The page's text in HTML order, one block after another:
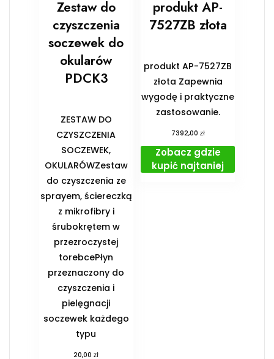
Zestaw do
czyszczenia
soczewek do
okularów
PDCK3
ZESTAW DO
CZYSZCZENIA
SOCZEWEK,
OKULARÓWZestaw
do czyszczenia ze
sprayem, ściereczką
z mikrofibry i
śrubokrętem w
przezroczystej
torebcePłyn
przeznaczony do
czyszczenia i
pielęgnacji
soczewek każdego
typu
20,00zł
produkt AP-
7527ZB złota
produkt AP-7527ZB
złota Zapewnia
wygodę i praktyczne
zastosowanie.
7392,00 zł
Zobacz gdzie
kupić najtaniej